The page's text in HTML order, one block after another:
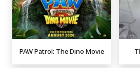
PAW Patrol: The Dino Movie